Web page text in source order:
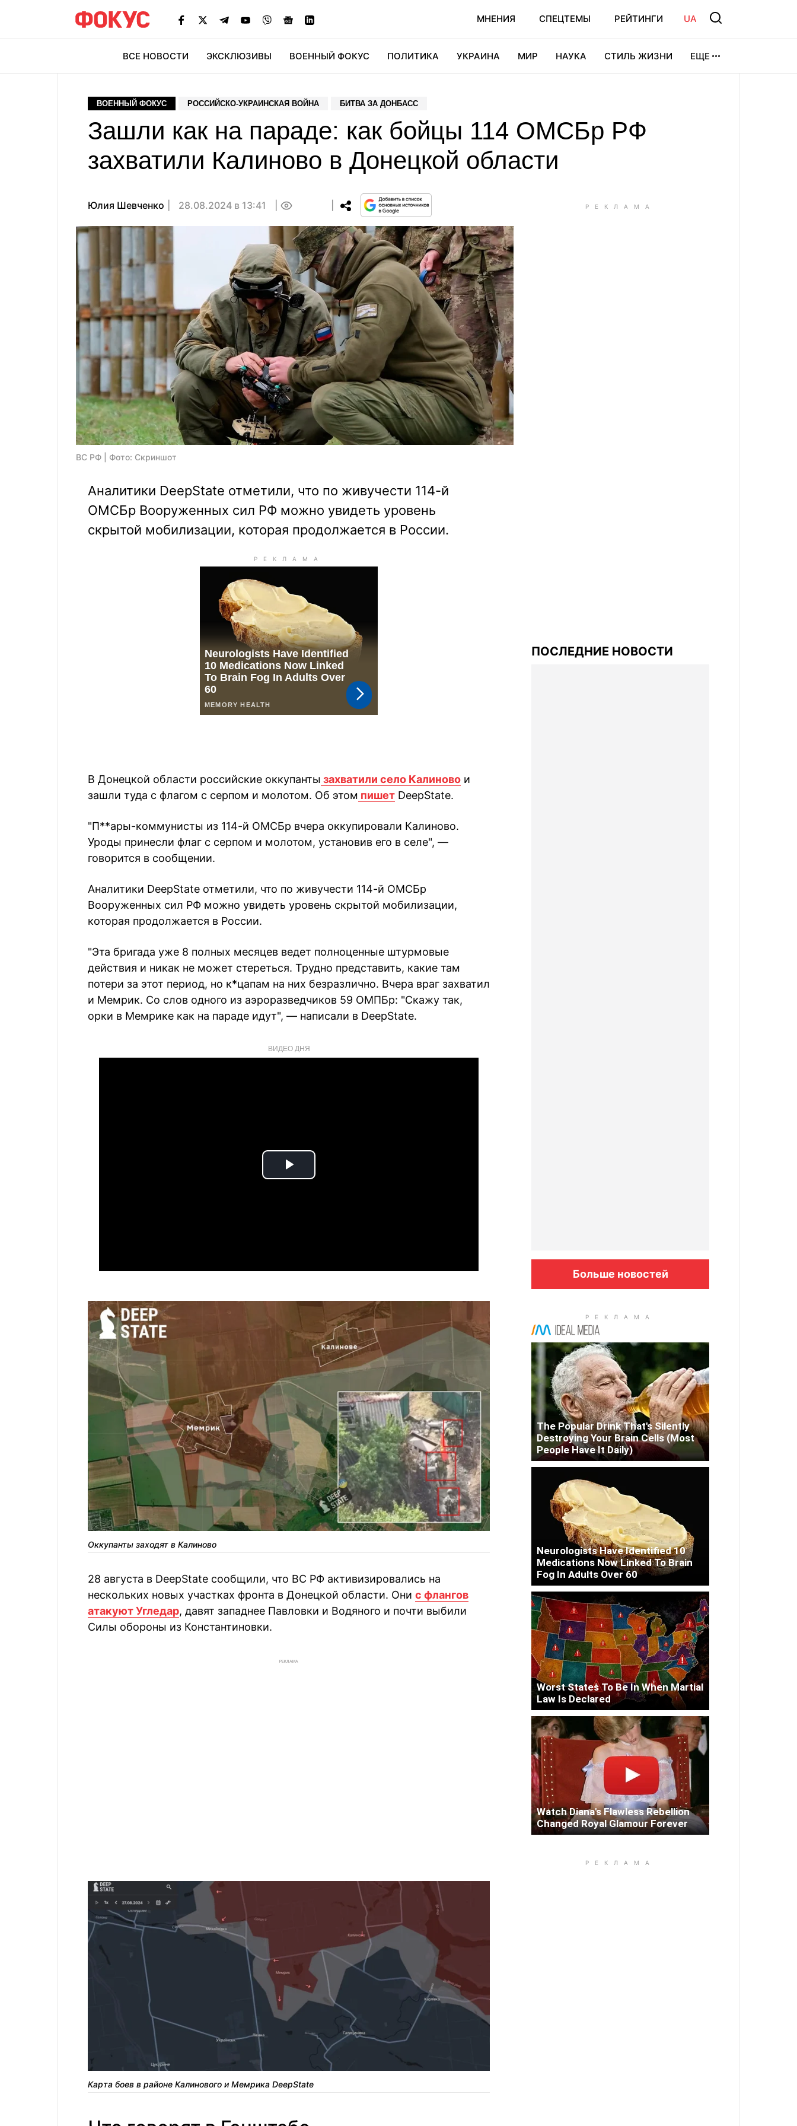
МНЕНИЯ СПЕЦТЕМЫ РЕЙТИНГИ UA
ВСЕ НОВОСТИ ЭКСКЛЮЗИВЫ ВОЕННЫЙ ФОКУС ПОЛИТИКА УКРАИНА МИР НАУКА СТИЛЬ ЖИЗНИ ЕЩЕ
ВОЕННЫЙ ФОКУС РОССИЙСКО-УКРАИНСКАЯ ВОЙНА БИТВА ЗА ДОНБАСС
Зашли как на параде: как бойцы 114 ОМСБр РФ
захватили Калиново в Донецкой области
Юлия Шевченко 28.08.2024 в 13:41
ВС РФ | Фото: Скриншот
Аналитики DeepState отметили, что по живучести 114-й
ОМСБр Вооруженных сил РФ можно увидеть уровень
скрытой мобилизации, которая продолжается в России.
В Донецкой области российские оккупанты захватили село Калиново и
зашли туда с флагом с серпом и молотом. Об этом пишет DeepState.
"П**ары-коммунисты из 114-й ОМСБр вчера оккупировали Калиново.
Уроды принесли флаг с серпом и молотом, установив его в селе", —
говорится в сообщении.
Аналитики DeepState отметили, что по живучести 114-й ОМСБр
Вооруженных сил РФ можно увидеть уровень скрытой мобилизации,
которая продолжается в России.
"Эта бригада уже 8 полных месяцев ведет полноценные штурмовые
действия и никак не может стереться. Трудно представить, какие там
потери за этот период, но к*цапам на них безразлично. Вчера враг захватил
и Мемрик. Со слов одного из аэроразведчиков 59 ОМПБр: "Скажу так,
орки в Мемрике как на параде идут", — написали в DeepState.
ВИДЕО ДНЯ
Play
Оккупанты заходят в Калиново
28 августа в DeepState сообщили, что ВС РФ активизировались на
нескольких новых участках фронта в Донецкой области. Они с флангов
атакуют Угледар, давят западнее Павловки и Водяного и почти выбили
Силы обороны из Константиновки.
РЕКЛАМА
Карта боев в районе Калинового и Мемрика DeepState
ПОСЛЕДНИЕ НОВОСТИ
Больше новостей